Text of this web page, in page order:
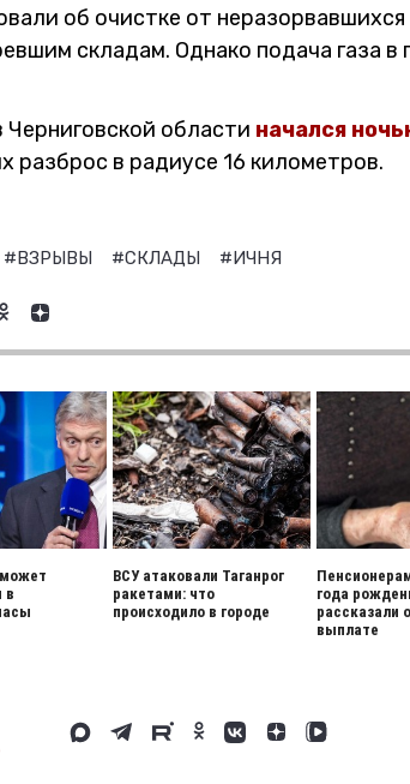
об очистке от неразорвавшихся
складам. Однако подача газа
области начался
разброс в радиусе 16 километров.
#ВЗРЫВЫ #СКЛАДЫ #ИЧНЯ
в
ВСУ атаковали Таганрог
ракетами: что
происходило в городе
года
рассказали
выплате